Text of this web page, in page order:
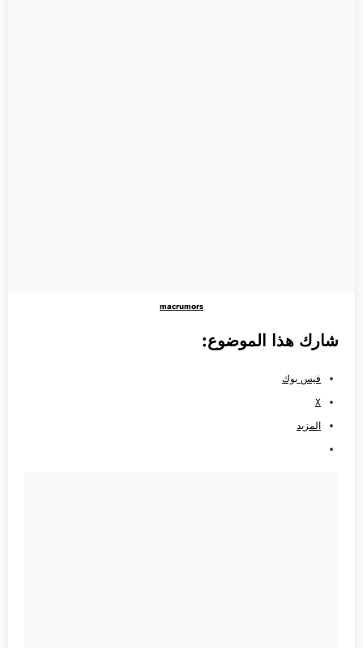
macrumors
شارك هذا الموضوع:
فيس بوك
X
المزيد